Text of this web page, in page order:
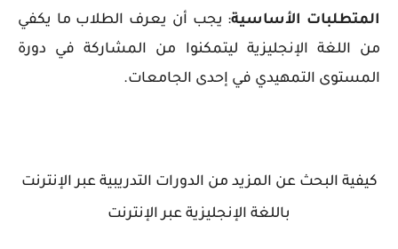
المتطلبات الأساسية: يجب أن يعرف الطلاب ما يكفي
من اللغة الإنجليزية ليتمكنوا من المشاركة في دورة
المستوى التمهيدي في إحدى الجامعات.
كيفية البحث عن المزيد من الدورات التدريبية عبر الإنترنت
باللغة الإنجليزية عبر الإنترنت